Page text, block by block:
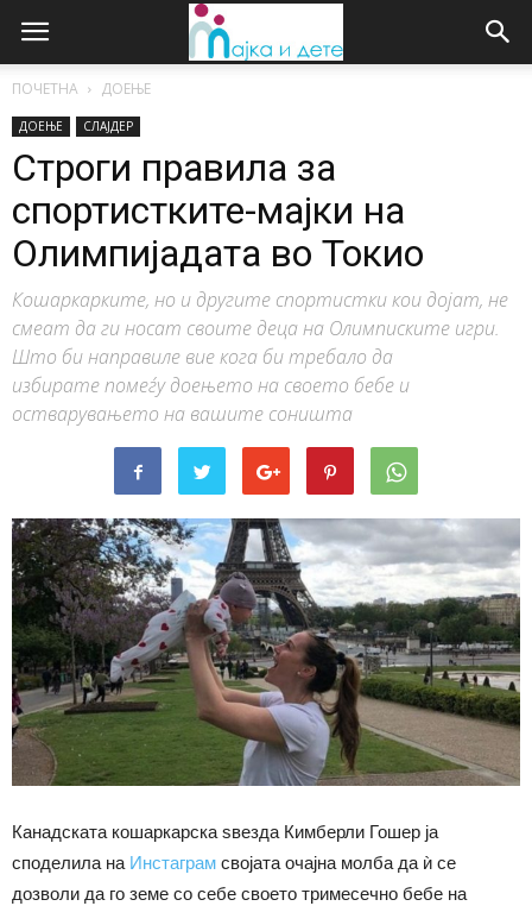
ПОЧЕТНА ДОЕЊЕ
ДОЕЊЕ СЛАЈДЕР
Строги правила за
спортистките-мајки на
Олимпијадата во Токио
Кошаркарките, но и другите спортистки кои дојат, не
смеат да ги носат своите деца на Олимписките игри.
Што би направиле вие кога би требало да
избирате помеѓу доењето на своето бебе и
остварувањето на вашите соништа
Канадската кошаркарска sвезда Кимберли Гошер ја
споделила на Инстаграм својата очајна молба да ѝ се
дозволи да го земе со себе своето тримесечно бебе на